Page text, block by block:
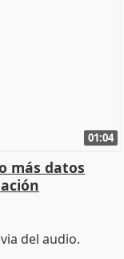
01:04
más datos